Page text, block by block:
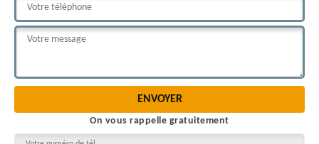
On vous rappelle gratuitement